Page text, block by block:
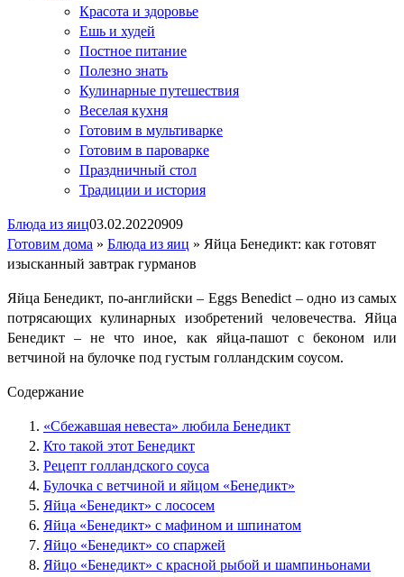
Красота и здоровье
Ешь и худей
Постное питание
Полезно знать
Кулинарные путешествия
Веселая кухня
Готовим в мультиварке
Готовим в пароварке
Праздничный стол
Традиции и история
Блюда из яиц03.02.20220909
Готовим дома » Блюда из яиц » Яйца Бенедикт: как готовят
изысканный завтрак гурманов
Яйца Бенедикт, по-английски – Eggs Benedict – одно из самых
потрясающих кулинарных изобретений человечества. Яйца
Бенедикт – не что иное, как яйца-пашот с беконом или
ветчиной на булочке под густым голландским соусом.
Содержание
«Сбежавшая невеста» любила Бенедикт
Кто такой этот Бенедикт
Рецепт голландского соуса
Булочка с ветчиной и яйцом «Бенедикт»
Яйца «Бенедикт» с лососем
Яйца «Бенедикт» с мафином и шпинатом
Яйцо «Бенедикт» со спаржей
Яйцо «Бенедикт» с красной рыбой и шампиньонами